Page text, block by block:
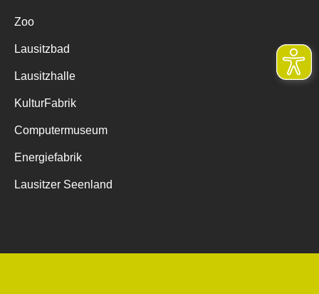
Zoo
Lausitzbad
Lausitzhalle
KulturFabrik
Computermuseum
Energiefabrik
Lausitzer Seenland